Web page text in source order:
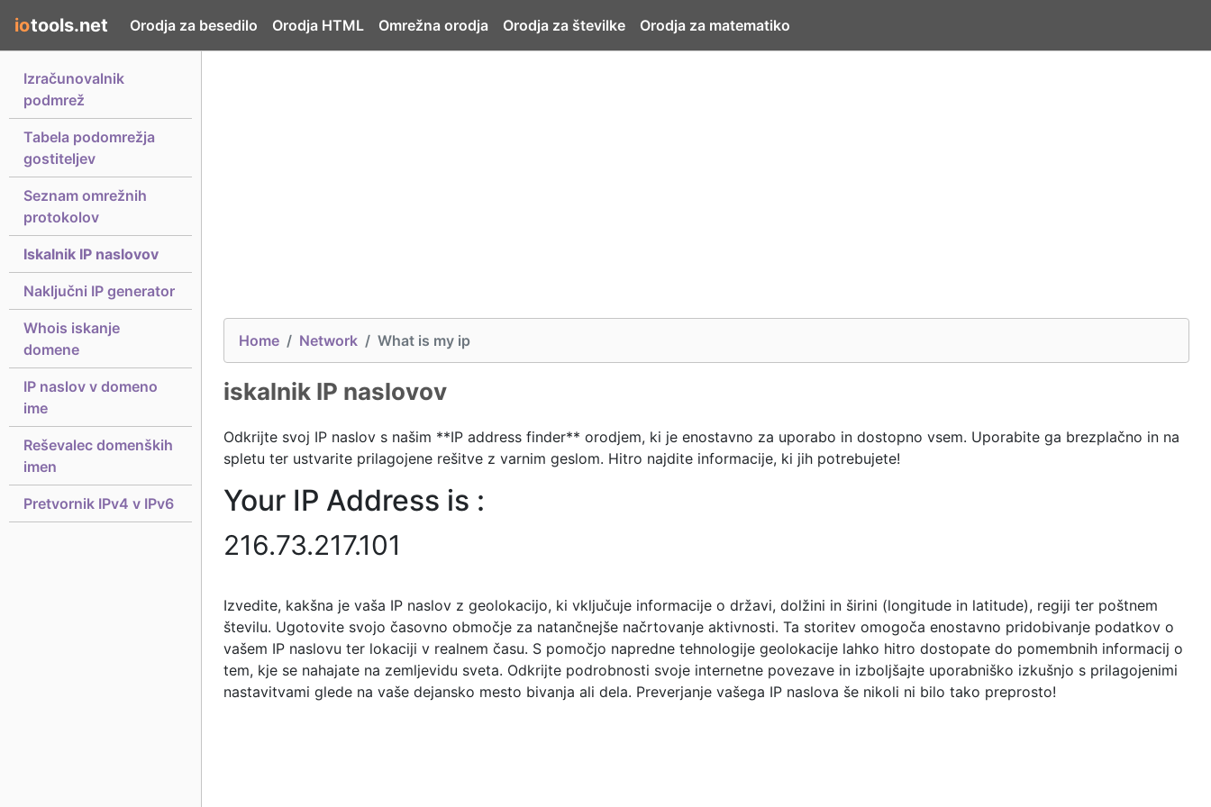
iotools.net Orodja za besedilo Orodja HTML Omrežna orodja Orodja za številke Orodja za matematiko
Izračunovalnik
podmrež
Tabela podomrežja
gostiteljev
Seznam omrežnih
protokolov
Iskalnik IP naslovov
Naključni IP generator
Whois iskanje
domene
IP naslov v domeno
ime
Reševalec domenških
imen
Pretvornik IPv4 v IPv6
Home Network What is my ip
iskalnik IP naslovov
Odkrijte svoj IP naslov s našim **IP address finder** orodjem, ki je enostavno za uporabo in dostopno vsem. Uporabite ga brezplačno in na
spletu ter ustvarite prilagojene rešitve z varnim geslom. Hitro najdite informacije, ki jih potrebujete!
Your IP Address is :
216.73.217.101
Izvedite, kakšna je vaša IP naslov z geolokacijo, ki vključuje informacije o državi, dolžini in širini (longitude in latitude), regiji ter poštnem
številu. Ugotovite svojo časovno območje za natančnejše načrtovanje aktivnosti. Ta storitev omogoča enostavno pridobivanje podatkov o
vašem IP naslovu ter lokaciji v realnem času. S pomočjo napredne tehnologije geolokacije lahko hitro dostopate do pomembnih informacij o
tem, kje se nahajate na zemljevidu sveta. Odkrijte podrobnosti svoje internetne povezave in izboljšajte uporabniško izkušnjo s prilagojenimi
nastavitvami glede na vaše dejansko mesto bivanja ali dela. Preverjanje vašega IP naslova še nikoli ni bilo tako preprosto!